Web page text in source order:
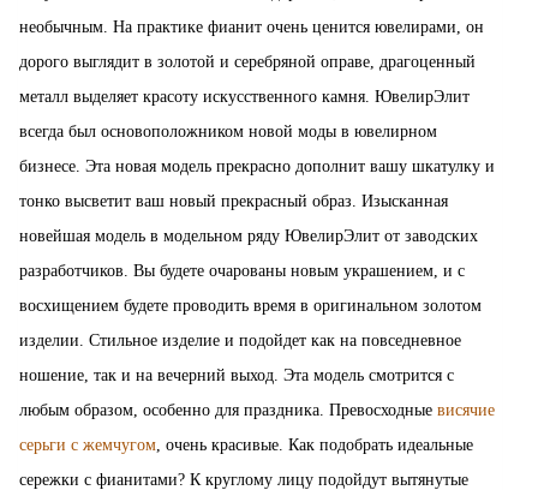
необычным. На практике фианит очень ценится ювелирами, он
дорого выглядит в золотой и серебряной оправе, драгоценный
металл выделяет красоту искусственного камня. ЮвелирЭлит
всегда был основоположником новой моды в ювелирном
бизнесе. Эта новая модель прекрасно дополнит вашу шкатулку и
тонко высветит ваш новый прекрасный образ. Изысканная
новейшая модель в модельном ряду ЮвелирЭлит от заводских
разработчиков. Вы будете очарованы новым украшением, и с
восхищением будете проводить время в оригинальном золотом
изделии. Стильное изделие и подойдет как на повседневное
ношение, так и на вечерний выход. Эта модель смотрится с
любым образом, особенно для праздника. Превосходные висячие
серьги с жемчугом , очень красивые. Как подобрать идеальные
сережки с фианитами? К круглому лицу подойдут вытянутые